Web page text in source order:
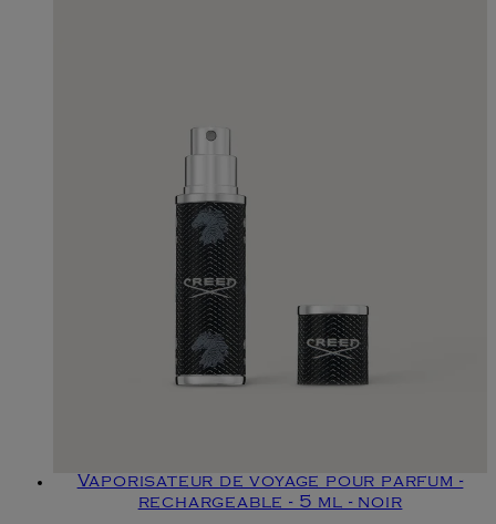
Vaporisateur de voyage pour parfum -
rechargeable - 5 ml - noir